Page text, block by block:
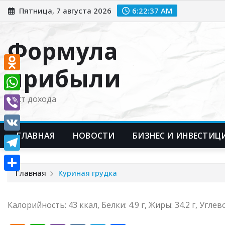
Перейти
к
Пятница, 7 августа 2026 6:22:38 AM
Формула
прибыли
Рост дохода
ГЛАВНАЯ НОВОСТИ БИЗНЕС И
Главная Куриная грудка
Калорийность: 43 ккал, Белки: 4.9 г, Жиры: 34.2 г,
Odnoklassniki
WhatsApp
Viber
VK
Telegram
Отправить